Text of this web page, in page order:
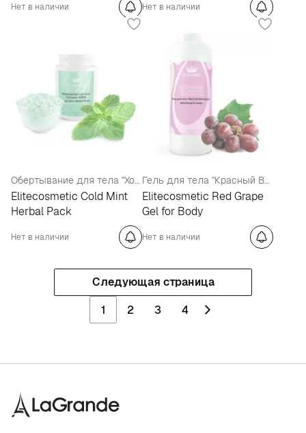
Нет в наличии Нет в наличии
Обертывание для тела "Холодная Мята"
Elitecosmetic Cold Mint
Herbal Pack
Нет в наличии
Гель для тела "Красный Виноград"
Elitecosmetic Red Grape
Gel for Body
Нет в наличии
Следующая страница
1
2 3 4